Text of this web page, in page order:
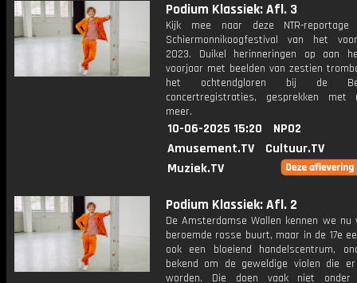
Podium Klassiek: Afl. 3
Kijk mee naar deze NTR-
Schiermonnikoogfestival van het
2023. Duikel herinneringen op aan
voorjaar met beelden van zestien
het ochtendgloren bij de
concertregistraties, gesprekken met
meer.
10-06-2025 15:20
NPO2
Amusement.TV
Cultuur.TV
Muziek.TV
Podium Klassiek: Afl. 2
De Amsterdamse Wallen kennen we nu
beroemde rosse buurt, maar in de 17e
ook een bloeiend handelscentrum,
bekend om de geweldige violen die
worden. Die doen vaak niet